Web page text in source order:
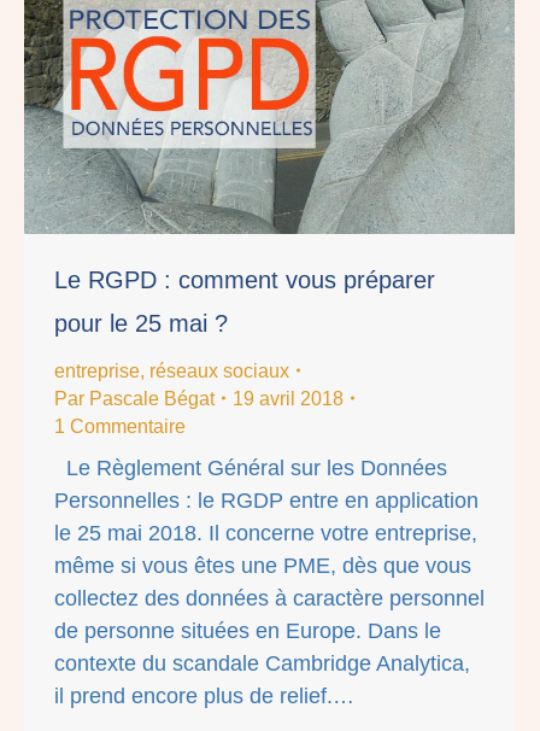
Le RGPD : comment vous préparer
pour le 25 mai ?
entreprise, réseaux sociaux
Par Pascale Bégat
19 avril 2018
1 Commentaire
Le Règlement Général sur les Données
Personnelles : le RGDP entre en application
le 25 mai 2018. Il concerne votre entreprise,
même si vous êtes une PME, dès que vous
collectez des données à caractère personnel
de personne situées en Europe. Dans le
contexte du scandale Cambridge Analytica,
il prend encore plus de relief.…